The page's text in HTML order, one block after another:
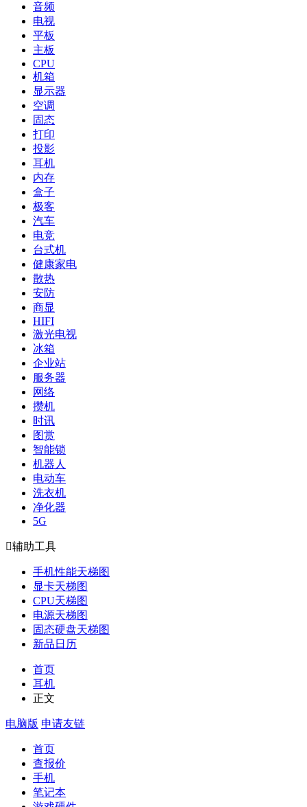
音频
电视
平板
主板
CPU
机箱
显示器
空调
固态
打印
投影
耳机
内存
盒子
极客
汽车
电竞
台式机
健康家电
散热
安防
商显
HIFI
激光电视
冰箱
企业站
服务器
网络
攒机
时讯
图赏
智能锁
机器人
电动车
洗衣机
净化器
5G
辅助工具
手机性能天梯图
显卡天梯图
CPU天梯图
电源天梯图
固态硬盘天梯图
新品日历
首页
耳机
正文
电脑版 申请友链
首页
查报价
手机
笔记本